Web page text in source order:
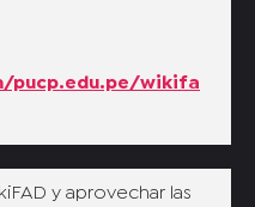
pucp.edu.pe/wikifa
y aprovechar las